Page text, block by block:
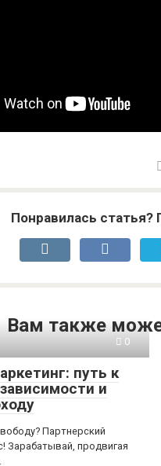
Понравилась
Вам также
0
путь к
и
Партнерский
Зарабатывай, продвигая